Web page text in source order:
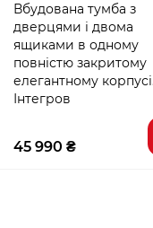
Вбудована тумба з
дверцями і двома
ящиками в одному
повністю закритому
елегантному
Інтегров
45 990 ₴